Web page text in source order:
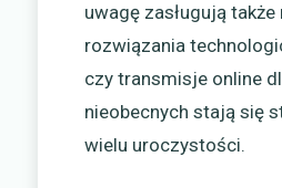
uwagę zasługują
rozwiązania
czy transmisje online
nieobecnych stają się
wielu uroczystości.